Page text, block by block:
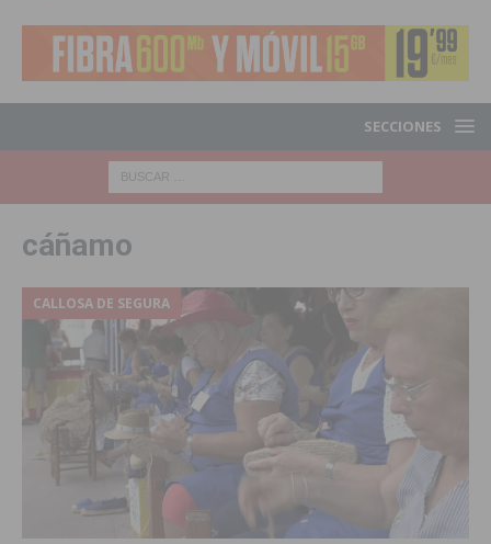
SECCIONES
cáñamo
CALLOSA DE SEGURA